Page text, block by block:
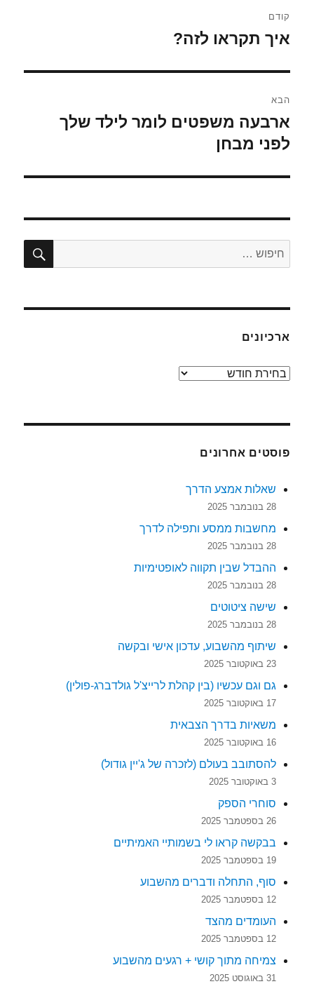
קודם
הפוסט
איך תקראו לזה?
הבא
הפוסט
הבא:
ארבעה משפטים לומר לילד שלך
לפני מבחן
חפש:
ארכיונים
ארכיונים
פוסטים אחרונים
שאלות אמצע הדרך
28 בנובמבר 2025
מחשבות ממסע ותפילה לדרך
28 בנובמבר 2025
ההבדל שבין תקווה לאופטימיות
28 בנובמבר 2025
שישה ציטוטים
28 בנובמבר 2025
שיתוף מהשבוע, עדכון אישי ובקשה
23 באוקטובר 2025
גם וגם עכשיו (בין קהלת לרייצ'ל גולדברג-פולין)
17 באוקטובר 2025
משאיות בדרך הצבאית
16 באוקטובר 2025
להסתובב בעולם (לזכרה של ג'יין גודול)
3 באוקטובר 2025
סוחרי הספק
26 בספטמבר 2025
בבקשה קראו לי בשמותיי האמיתיים
19 בספטמבר 2025
סוף, התחלה ודברים מהשבוע
12 בספטמבר 2025
העומדים מהצד
12 בספטמבר 2025
צמיחה מתוך קושי + רגעים מהשבוע
31 באוגוסט 2025